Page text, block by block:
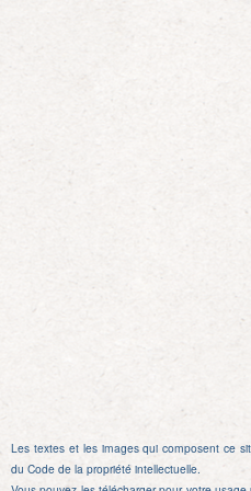
Les textes et les images qui composent ce
du Code de la propriété intellectuelle.